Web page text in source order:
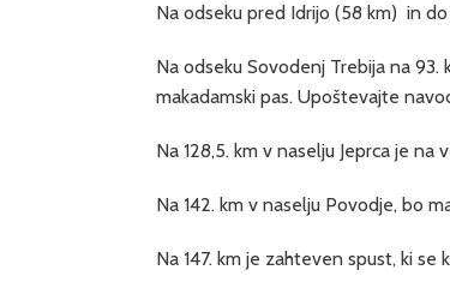
Na odseku pred Idrijo (58 km) in
Na odseku Sovodenj Trebija na
makadamski pas. Upoštevajte
Na 128,5. km v naselju Jeprca je
Na 142. km v naselju Povodje, bo
Na 147. km je zahteven spust, ki